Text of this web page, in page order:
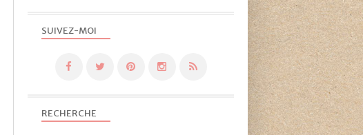
SUIVEZ-MOI
RECHERCHE